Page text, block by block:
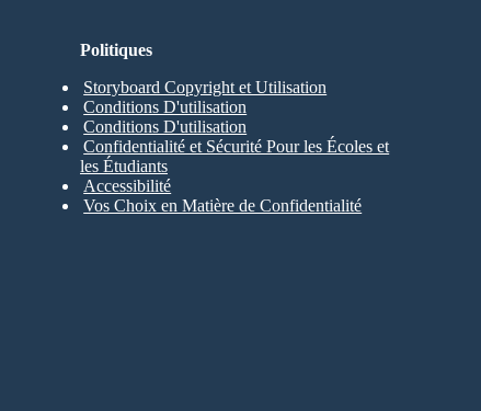
Politiques
Storyboard Copyright et Utilisation
Conditions D'utilisation
Conditions D'utilisation
Confidentialité et Sécurité Pour les Écoles et
les Étudiants
Accessibilité
Vos Choix en Matière de Confidentialité